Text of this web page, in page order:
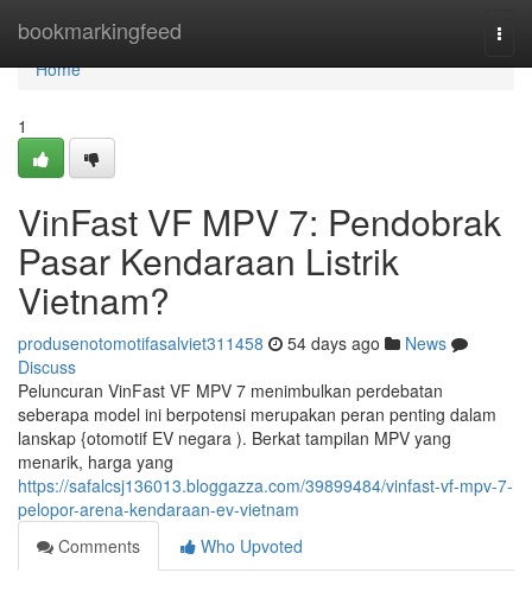
bookmarkingfeed
Home
Home
1
VinFast VF MPV 7: Pendobrak
Pasar Kendaraan Listrik
Vietnam?
produsenotomotifasalviet311458 54 days ago
News
Discuss
Peluncuran VinFast VF MPV 7 menimbulkan perdebatan
seberapa model ini berpotensi merupakan peran penting dalam
lanskap {otomotif EV negara ). Berkat tampilan MPV yang
menarik, harga yang
https://safalcsj136013.bloggazza.com/39899484/vinfast-vf-mpv-7-
pelopor-arena-kendaraan-ev-vietnam
Comments
Who Upvoted